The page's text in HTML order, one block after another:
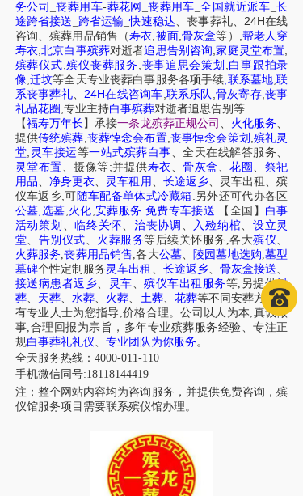
务公司
_丧葬用车-葬花网 丧葬用车 全国就近派车 长
途跨省接送 跨省运输 _快速稳达、丧事葬礼、 24H在线
咨询、殡葬用品销售 （寿衣 被面, 骨灰盒等）
帮老人穿
寿衣 ,北京白事殡葬对逝者追思告别咨询 ,家庭灵堂布置
殡葬仪式 殡仪丧葬服务 丧事追思会策划 白事跟拍录
像 迁坟等全天专业丧葬白事服务各项手续 联系墓地 ,联
系丧事葬礼、24H在线咨询车 联系乐队 骨灰寄存, 丧事
礼品花圈 专业主持白事殡葬对逝者追思告别等.
【福寿万年长 】承接一条龙殡葬正规公司 、 火化服务、
提供传统殡葬 丧葬悼念会布置, 丧事悼念会策划 殡礼灵
堂 灵车接运等一站式殡葬白事、全天在线解答服务、
灵堂布置、摄像等;并提供寿衣、骨灰盒 、花圈 、 祭祀
用品、 净身更衣、 灵车租用 、 长途返乡、 灵车出租 、殡
仪车返乡 可 随车配备单体式冷藏箱 另外还可代办各区
公墓 选墓 火化 安葬服务 免费专车接送 【全国】 白事
活动策划 、临终关怀、 治丧协调 、 入殓纳棺、 设立灵
堂、 告别仪式、 火葬服务等后续关怀服务,各大殡仪、
火葬服务,丧葬用品销售,各大公墓、 陵园墓地选购,墓型
墓碑个性定制服务 灵车出租 、 长途返乡、 骨灰盒接送、
接送病患者返乡、 灵车、殡仪车出租服务等,另提供树
葬、 天葬、水葬、 火葬、 土葬、 花葬等不同安葬方式，
有专业人士为您指导,价格合理。公司以人为本,真诚做
事,合理回报为宗旨，多年专业殡葬服务经验、专注正
规白事葬礼礼仪、 专业团队为你服务。
全天服务热线：4000-011-110
手机微信同号:18118144419
注；整个网站内容均为咨询服务，并提供免费咨询，殡
仪馆服务项目需要联系殡仪馆办理。